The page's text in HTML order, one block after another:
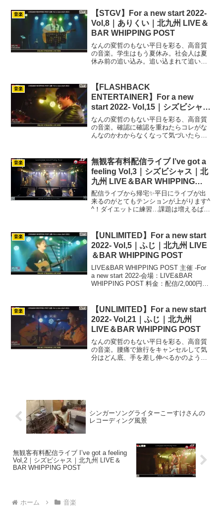
なく楽しそうに披露していることがとて
も印象的。4曲目のオト...
音楽
【STGV】For a new start 2022-
Vol,8｜ありくい｜北九州 LIVE＆
BAR WHIPPING POST
なんの変哲のもない平日を彩る、高音質
の音楽。学生はもう夏休み。社会人は夏
休み前の追い込み。追い込まれて追い込
うことで、テーマは『元気の出る曲』オ
リジナルソング3曲、カヴ...
音楽
【FLASHBACK
ENTERTAINER】For a new
start 2022- Vol,15｜シズビシャス
｜北九州 LIVE＆BAR WHIPPING
POST
なんの変哲のもない平日を彩る、高音質
の音楽。確認に確認を重ねたらコレがな
んなのかわからなくなって気づいたら夜
手がける曲を重ね掛けしていく。歌詞を
飛ばしてしまうハプニ...
音楽
無観客有料配信ライブ I’ve got a
feeling Vol,3｜シズビシャス｜北
九州 LIVE＆BAR WHIPPING
POST
配信ライブから帰宅✨平日にライブが出
来るのがとてもテンションが上がります^
^！ダイエットに練習…課題は増えるばか
'ω' )وﾁｮｺ! pic.twitter.c...
音楽
【UNLIMITED】For a new start
2022- Vol,5｜ふじ｜北九州 LIVE
＆BAR WHIPPING POST
LIVE&BAR WHIPPING POST 主催 -For
a new start 2022-会場：LIVE&BAR
WHIPPING POST 料金：配信/2,000円
音楽
【UNLIMITED】For a new start
2022- Vol,21｜ふじ｜北九州
LIVE＆BAR WHIPPING POST
なんの変哲のもない平日を彩る、高音質
の音楽。腰痛で旅行をキャンセルして気
分はどん底、手を差し伸べるかのように
シンガーソングライターこーすけさんの
レコーディング風景
無観客有料配信ライブ I’ve got a feeling
Vol,2｜シズビシャス｜北九州 LIVE＆
BAR WHIPPING POST
ホーム 音楽